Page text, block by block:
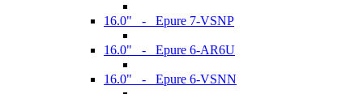
16.0" - Epure 7-VSNP
16.0" - Epure 6-AR6U
16.0" - Epure 6-VSNN